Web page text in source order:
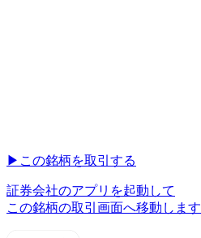
▶︎ この銘柄を取引する
証券会社のアプリを起動して
この銘柄の取引画面へ移動します